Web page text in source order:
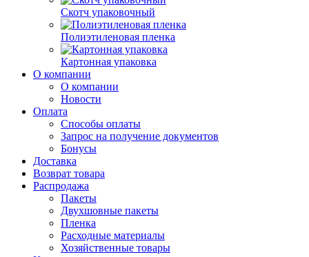
Скотч упаковочный
Полиэтиленовая пленка
Картонная упаковка
О компании
О компании
Новости
Оплата
Способы оплаты
Запрос на получение документов
Бонусы
Доставка
Возврат товара
Распродажа
Пакеты
Двухшовные пакеты
Пленка
Расходные материалы
Хозяйственные товары